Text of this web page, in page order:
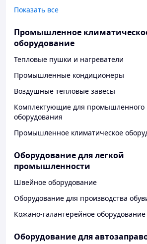
Показать все
Промышленное
оборудование
Тепловые пушки и нагреватели
Промышленные кондиционеры
Воздушные тепловые завесы
Комплектующие для промышленного
оборудования
Промышленное климатическое
Оборудование для легкой
промышленности
Швейное оборудование
Оборудование для производства
Кожано-галантерейное оборудование
Оборудование для